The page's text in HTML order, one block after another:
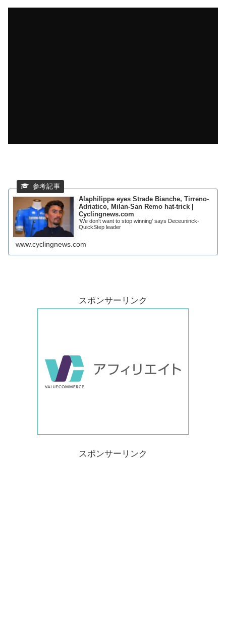
Alaphilippe eyes Strade Bianche, Tirreno-
Adriatico, Milan-San Remo hat-trick |
Cyclingnews.com
'We don't want to stop winning' says Deceuninck-
QuickStep leader
www.cyclingnews.com
スポンサーリンク
スポンサーリンク